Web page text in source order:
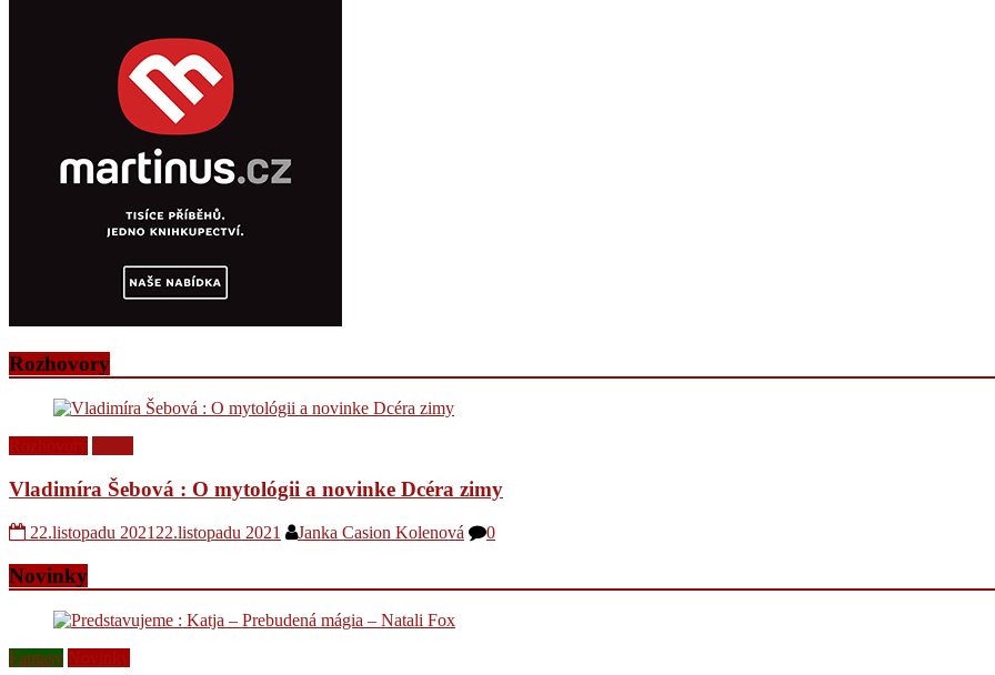
Rozhovory
Vladimíra Šebová : O mytológii a novinke Dcéra zimy
22.listopadu 2021 22.listopadu 2021 Janka Casion Kolenová 0
Novinky
Fantasy